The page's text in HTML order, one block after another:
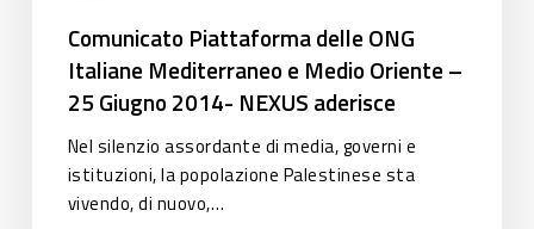
Medio
Oriente
Giugno
2014-
NEXUS
Comunicato Piattaforma delle ONG
Italiane Mediterraneo e Medio Oriente –
25 Giugno 2014- NEXUS aderisce
Nel silenzio assordante di media, governi e
istituzioni, la popolazione Palestinese sta
vivendo, di nuovo,…